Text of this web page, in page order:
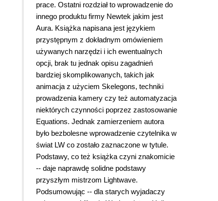
prace. Ostatni rozdział to wprowadzenie do
innego produktu firmy Newtek jakim jest
Aura. Książka napisana jest językiem
przystępnym z dokładnym omówieniem
używanych narzędzi i ich ewentualnych
opcji, brak tu jednak opisu zagadnień
bardziej skomplikowanych, takich jak
animacja z użyciem Skelegons, techniki
prowadzenia kamery czy też automatyzacja
niektórych czynności poprzez zastosowanie
Equations. Jednak zamierzeniem autora
było bezbolesne wprowadzenie czytelnika w
świat LW co zostało zaznaczone w tytule.
Podstawy, co też książka czyni znakomicie
-- daje naprawdę solidne podstawy
przyszłym mistrzom Lightwave.
Podsumowując -- dla starych wyjadaczy